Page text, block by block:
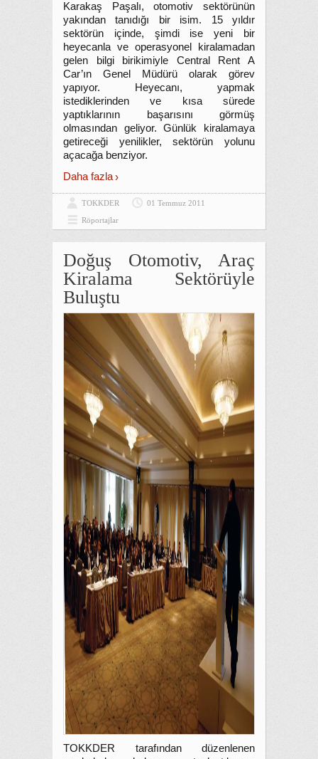
Karakaş Paşalı, otomotiv sektörünün
yakından tanıdığı bir isim. 15 yıldır
sektörün içinde, şimdi ise yeni bir
heyecanla ve operasyonel kiralamadan
gelen bilgi birikimiyle Central Rent A
Car’ın Genel Müdürü olarak görev
yapıyor. Heyecanı, yapmak
istediklerinden ve kısa sürede
yaptıklarının başarısını görmüş
olmasından geliyor. Günlük kiralamaya
getireceği yenilikler, sektörün yolunu
açacağa benziyor.
Daha fazla
TOKKDER
01 Temmuz 2011
Röportajlar
Doğuş Otomotiv, Araç
Kiralama Sektörüyle
Buluştu
TOKKDER tarafından düzenlenen